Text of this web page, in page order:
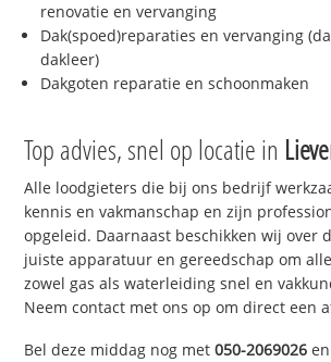
renovatie en vervanging
Dak(spoed)reparaties en vervanging
dakleer)
Dakgoten reparatie en schoonmaken
Top advies, snel op locatie in
Alle loodgieters die bij ons bedrijf
kennis en vakmanschap en zijn
opgeleid. Daarnaast beschikken wij over
juiste apparatuur en gereedschap om
zowel gas als waterleiding snel en
Neem contact met ons op om direct een
Bel deze middag nog met050-2069026